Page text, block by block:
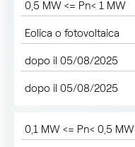
0,5 MW <= Pn< 1 MW
Eolica o fotovoltaica
dopo il 05/08/2025
dopo il 05/08/2025
0,1 MW <= Pn< 0,5 MW